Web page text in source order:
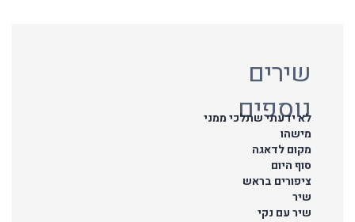
שירים
נוספים
לא ידעתי שתלכי ממני
מישהו
מקום לדאגה
סוף היום
ציפורים בראש
שיר
שיר עם נקי